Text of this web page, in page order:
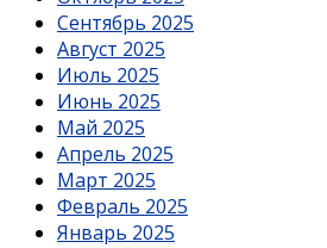
Сентябрь 2025
Август 2025
Июль 2025
Июнь 2025
Май 2025
Апрель 2025
Март 2025
Февраль 2025
Январь 2025